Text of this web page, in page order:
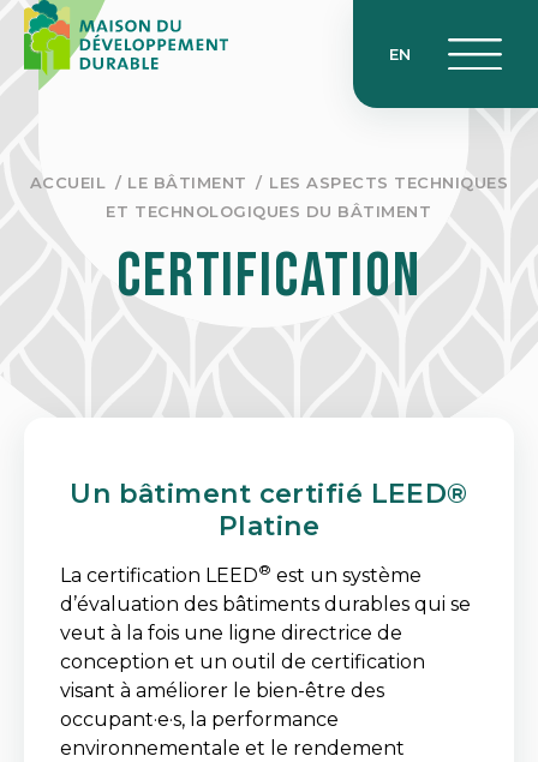
Skip
content
EN
ACCUEIL LE BÂTIMENT
LES ASPECTS TECHNIQUES
ET TECHNOLOGIQUES DU BÂTIMENT
Certification
Un bâtiment certifié LEED®
Platine
La certification LEED® est un système
d’évaluation des bâtiments durables qui se
veut à la fois une ligne directrice de
conception et un outil de certification
visant à améliorer le bien-être des
occupant·e·s, la performance
environnementale et le rendement